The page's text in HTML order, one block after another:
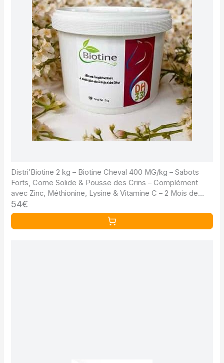
Distri’Biotine 2 kg – Biotine Cheval 400 MG/kg – Sabots
Forts, Corne Solide & Pousse des Crins – Complément
avec Zinc, Méthionine, Lysine & Vitamine C – 2 Mois de
Cure
54€